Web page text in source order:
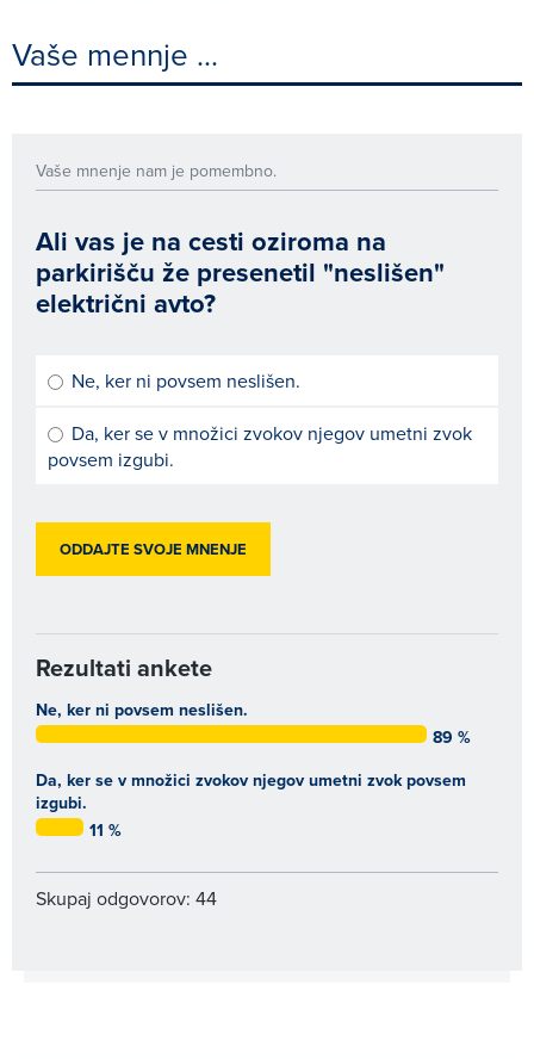
Vaše mennje ...
Vaše mnenje nam je pomembno.
Ali vas je na cesti oziroma na
parkirišču že presenetil "neslišen"
električni avto?
Ne, ker ni povsem neslišen.
Da, ker se v množici zvokov njegov umetni zvok
povsem izgubi.
Rezultati ankete
Ne, ker ni povsem neslišen.
89 %
Da, ker se v množici zvokov njegov umetni zvok povsem
izgubi.
11 %
Skupaj odgovorov: 44